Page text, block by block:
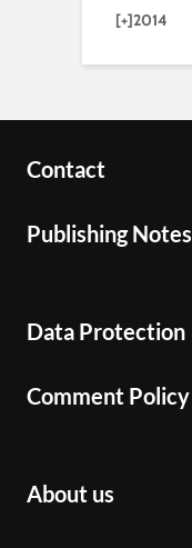
[+]2014
Contact
Publishing Notes
Data Protection
Comment Policy
About us